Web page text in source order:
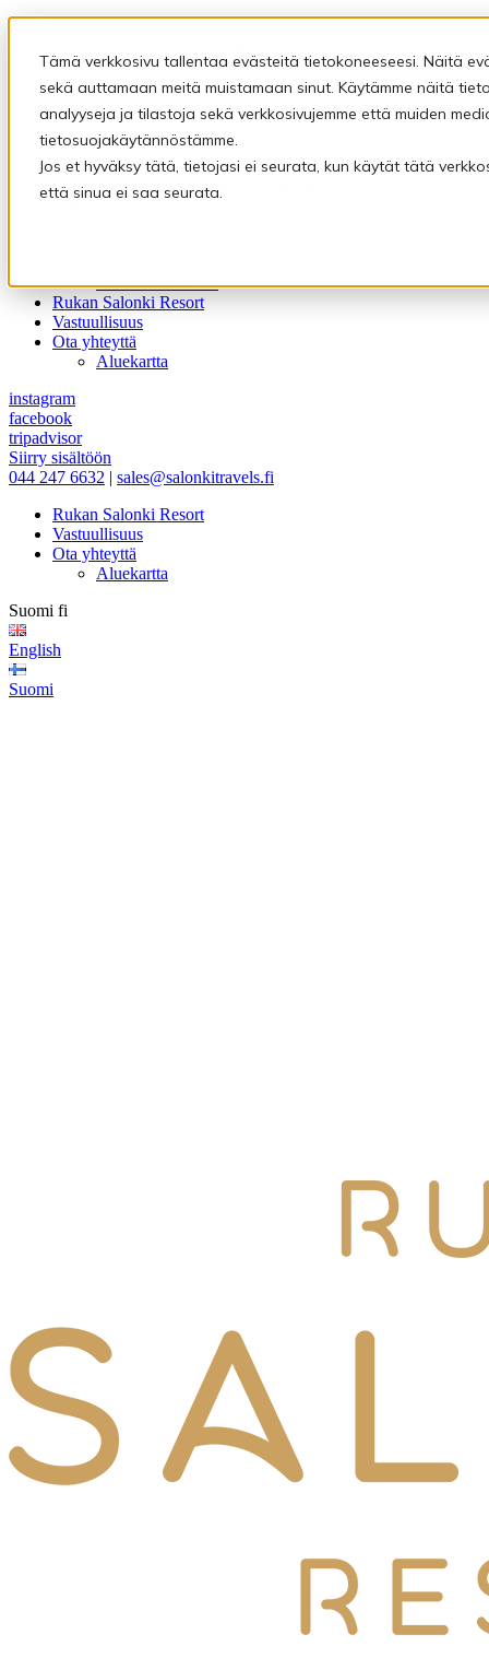
Tämä verkkosivu tallentaa evästeitä tietokoneeseesi. Näitä
sekä auttamaan meitä muistamaan sinut. Käytämme näitä
analyyseja ja tilastoja sekä verkkosivujemme että muiden
tietosuojakäytännöstämme.
Jos et hyväksy tätä, tietojasi ei seurata, kun käytät tätä
että sinua ei saa seurata.
Ravintolat
Ravintola Kultala
Rukan Kuksa
Eräravintola Kymppi
Saunat
Pyhäpiilon saunamaailma
Rukan Salonki Resort – Tähtisauna
Kokous- ja juhlatilat
Kokous huvilassa
Rukan Salonki Resort
Vastuullisuus
Ota yhteyttä
Aluekartta
instagram
facebook
tripadvisor
Siirry sisältöön
044 247 6632 | sales@salonkitravels.fi
Rukan Salonki Resort
Vastuullisuus
Ota yhteyttä
Aluekartta
Suomi fi
English
Suomi